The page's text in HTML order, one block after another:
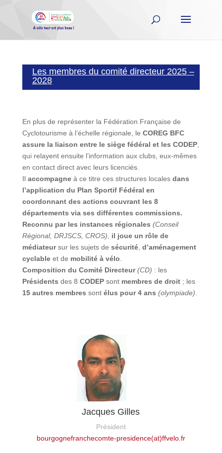
Les membres du comité directeur 2025 –
2028
En plus de représenter la Fédération Française de
Cyclotourisme à l’échelle régionale, le COREG BFC
assure la liaison entre le siège fédéral et les CODEP,
qui relayent ensuite l’information aux clubs, eux-mêmes
en contact direct avec leurs licenciés.
Il accompagneà ce titre ces structures localesdans
l’application du Plan Sportif Fédéral en
coordonnant des actions couvrant les 8
départements via ses différentes commissions.
Reconnu par les instances régionales (Conseil
Régional, DRJSCS, CROS)
il joue un rôle de
médiateursur les sujets de sécurité, d’aménagement
cyclableet de mobilité à vélo
Composition du Comité Directeur (CD) : les
Présidents des 8 CODEPsontmembres de droit; les
15 autres membres sont élus pour 4 ans (olympiade)
Jacques Gilles
Président
bourgognefranchecomte-presidence(at)ffvelo.fr